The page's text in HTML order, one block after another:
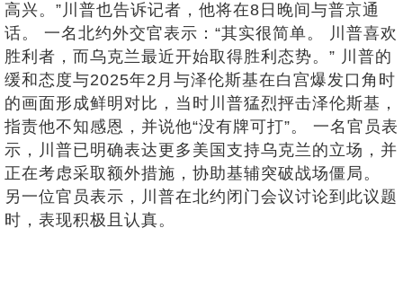
高兴。”川普也告诉记者，他将在8日晚间与普京通
话。 一名北约外交官表示：“其实很简单。 川普喜欢
胜利者，而乌克兰最近开始取得胜利态势。” 川普的
缓和态度与2025年2月与泽伦斯基在白宫爆发口角时
的画面形成鲜明对比，当时川普猛烈抨击泽伦斯基，
指责他不知感恩，并说他“没有牌可打”。 一名官员表
示，川普已明确表达更多美国支持乌克兰的立场，并
正在考虑采取额外措施，协助基辅突破战场僵局。
另一位官员表示，川普在北约闭门会议讨论到此议题
时，表现积极且认真。